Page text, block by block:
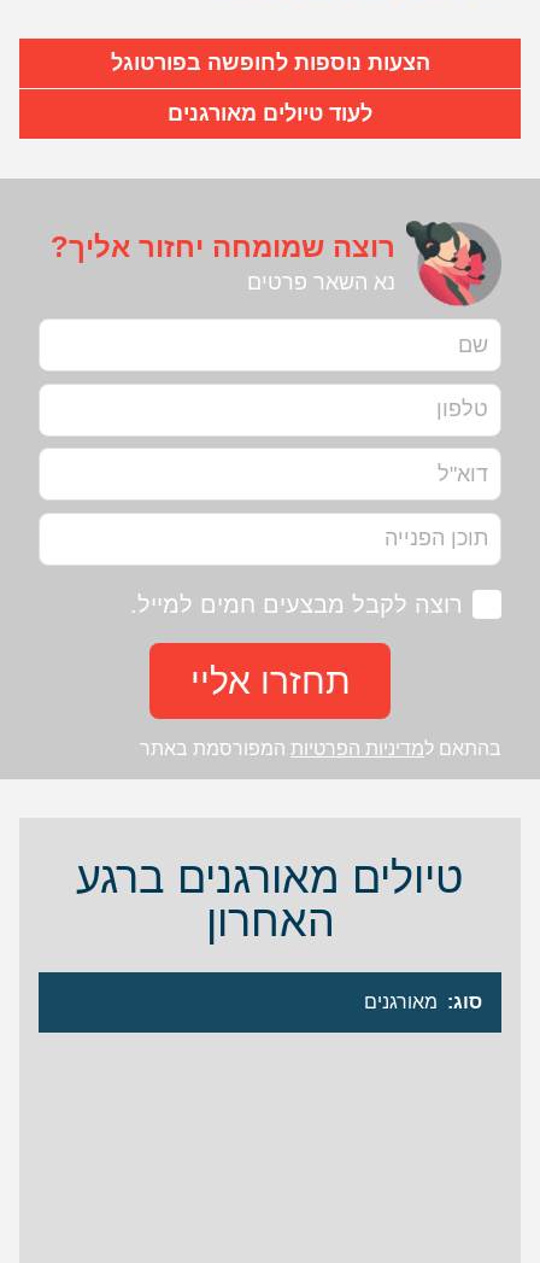
הצעות נוספות לחופשה בפורטוגל
לעוד טיולים מאורגנים
רוצה שמומחה יחזור אליך?
נא השאר פרטים
רוצה לקבל מבצעים חמים למייל.
תחזרו אליי
בהתאם למדיניות הפרטיות המפורסמת באתר
טיולים מאורגנים ברגע
האחרון
סוג